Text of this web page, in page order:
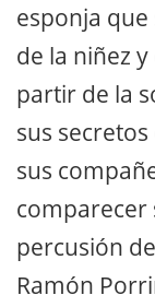
esponja
de la niñez
partir de la
sus
sus
comparecer
percusión
Ramón